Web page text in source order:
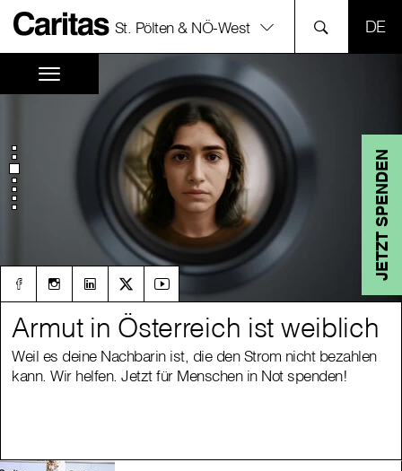
St. Pölten & NÖ-West
JETZT SPENDEN
Armut in Österreich ist weiblich
Weil es deine Nachbarin ist, die den Strom nicht bezahlen
kann. Wir helfen. Jetzt für Menschen in Not spenden!
Armut in Österreich ist weiblich
Weil es deine Nachbarin ist, die den Strom nicht bezahlen
kann. Wir helfen. Jetzt für Menschen in Not spenden!